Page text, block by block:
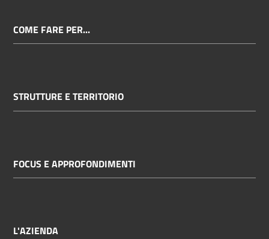
COME FARE PER...
STRUTTURE E TERRITORIO
FOCUS E APPROFONDIMENTI
L'AZIENDA